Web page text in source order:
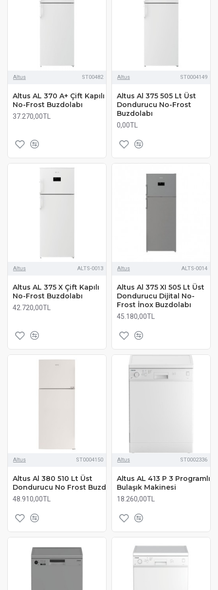
Altus ST00482
Altus AL 370 A+ Çift Kapılı
No-Frost Buzdolabı
37.270,00TL
Altus ST0004149
Altus Al 375 505 Lt Üst
Dondurucu No-Frost
Buzdolabı
0,00TL
Altus ALTS-0013
Altus AL 375 X Çift Kapılı
No-Frost Buzdolabı
42.720,00TL
Altus ALTS-0014
Altus Al 375 XI 505 Lt Üst
Dondurucu Dijital No-
Frost İnox Buzdolabı
45.180,00TL
Altus ST0004150
Altus Al 380 510 Lt Üst
Dondurucu No Frost Buzd
48.910,00TL
Altus ST0002336
Altus AL 413 P 3 Programlı
Bulaşık Makinesi
18.260,00TL